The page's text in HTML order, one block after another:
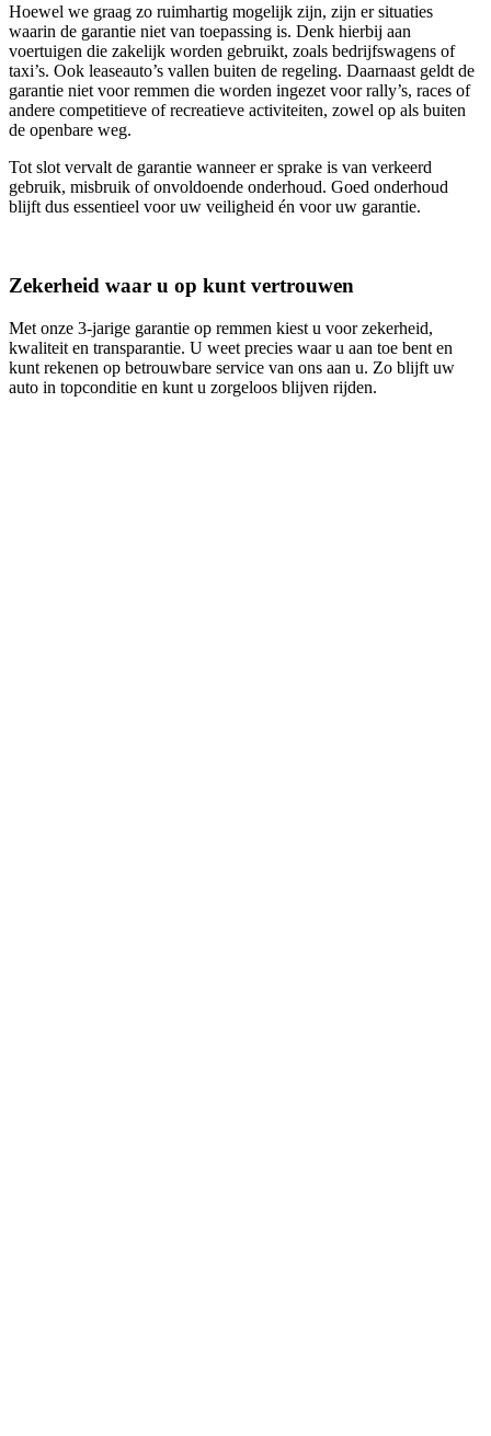
Hoewel we graag zo ruimhartig mogelijk zijn, zijn er situaties
waarin de garantie niet van toepassing is. Denk hierbij aan
voertuigen die zakelijk worden gebruikt, zoals bedrijfswagens of
taxi’s. Ook leaseauto’s vallen buiten de regeling. Daarnaast geldt de
garantie niet voor remmen die worden ingezet voor rally’s, races of
andere competitieve of recreatieve activiteiten, zowel op als buiten
de openbare weg.
Tot slot vervalt de garantie wanneer er sprake is van verkeerd
gebruik, misbruik of onvoldoende onderhoud. Goed onderhoud
blijft dus essentieel voor uw veiligheid én voor uw garantie.
Zekerheid waar u op kunt vertrouwen
Met onze 3‑jarige garantie op remmen kiest u voor zekerheid,
kwaliteit en transparantie. U weet precies waar u aan toe bent en
kunt rekenen op betrouwbare service van ons aan u. Zo blijft uw
auto in topconditie en kunt u zorgeloos blijven rijden.